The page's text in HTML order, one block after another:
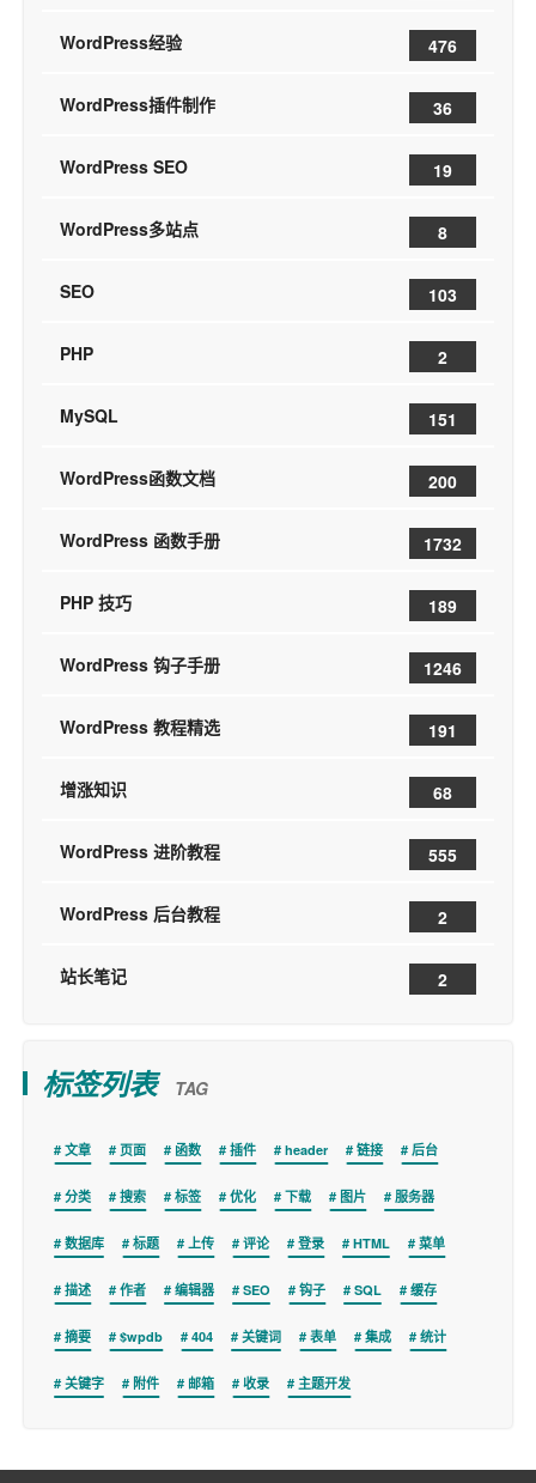
WordPress经验 476
WordPress插件制作 36
WordPress SEO 19
WordPress多站点 8
SEO 103
PHP 2
MySQL 151
WordPress函数文档 200
WordPress 函数手册 1732
PHP 技巧 189
WordPress 钩子手册 1246
WordPress 教程精选 191
增涨知识 68
WordPress 进阶教程 555
WordPress 后台教程 2
站长笔记 2
标签列表 TAG
文章 页面 函数 插件 header 链接 后台
分类 搜索 标签 优化 下载 图片 服务器
数据库 标题 上传 评论 登录 HTML 菜单
描述 作者 编辑器 SEO 钩子 SQL 缓存
摘要 $wpdb 404 关键词 表单 集成 统计
关键字 附件 邮箱 收录 主题开发